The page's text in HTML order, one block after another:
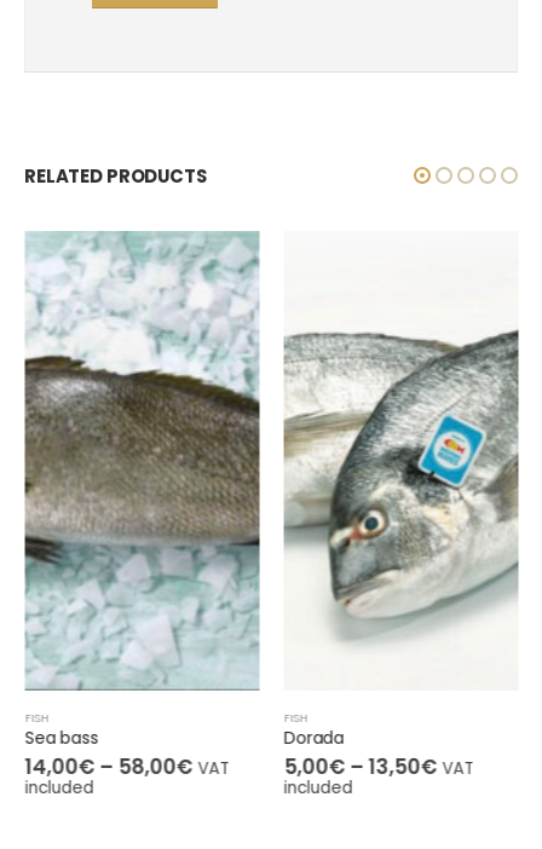
RELATED PRODUCTS
FISH
Sea bass
14,00€ – 58,00€ VAT
included
FISH
Dorada
5,00€ –13,50€ VAT
included